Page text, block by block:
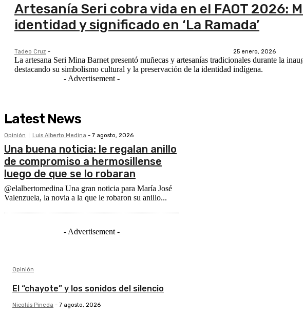
Artesanía Seri cobra vida en el FAOT 2026:
identidad y significado en ‘La Ramada’
Tadeo Cruz - 25 enero, 2026
La artesana Seri Mina Barnet presentó muñecas y artesanías tradicionales durante la
destacando su simbolismo cultural y la preservación de la identidad indígena.
- Advertisement -
Latest News
Opinión Luis Alberto Medina - 7 agosto, 2026
Una buena noticia: le regalan anillo
de compromiso a hermosillense
luego de que se lo robaran
@elalbertomedina Una gran noticia para María José
Valenzuela, la novia a la que le robaron su anillo...
- Advertisement -
Opinión
El “chayote” y los sonidos del silencio
Nicolás Pineda - 7 agosto, 2026